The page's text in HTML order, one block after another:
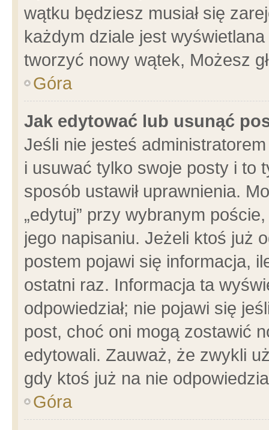
wątku będziesz musiał się
każdym dziale jest
tworzyć nowy wątek, Możesz
Góra
Jak edytować lub usunąć
Jeśli nie jesteś
i usuwać tylko swoje posty i to
sposób ustawił uprawnienia.
„edytuj” przy wybranym
jego napisaniu. Jeżeli ktoś już
postem pojawi się informacja,
ostatni raz. Informacja ta
odpowiedział; nie pojawi się
post, choć oni mogą zostawić
edytowali. Zauważ, że zwykli
gdy ktoś już na nie
Góra